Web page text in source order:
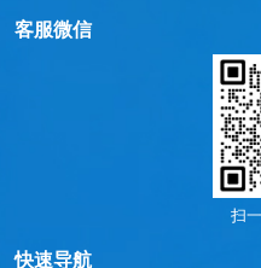
客服微信
扫
快速导航